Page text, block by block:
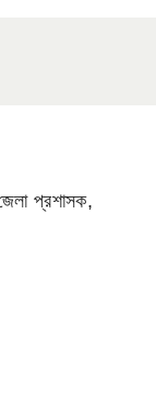
প্রশাসক,